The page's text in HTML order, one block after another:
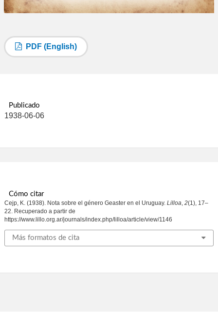
PDF (English)
Publicado
1938-06-06
Cómo citar
Cejp, K. (1938). Nota sobre el género Geaster en el Uruguay. Lilloa, 2(1), 17–
22. Recuperado a partir de
https://www.lillo.org.ar/journals/index.php/lilloa/article/view/1146
Más formatos de cita